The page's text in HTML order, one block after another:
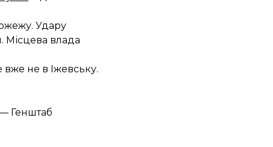
Удару
Місцева влада
не в Іжевську.
Генштаб